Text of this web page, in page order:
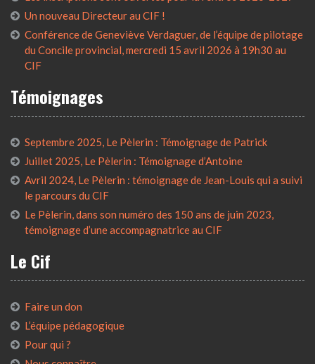
Un nouveau Directeur au CIF !
Conférence de Geneviève Verdaguer, de l’équipe de pilotage
du Concile provincial, mercredi 15 avril 2026 à 19h30 au
CIF
Témoignages
Septembre 2025, Le Pèlerin : Témoignage de Patrick
Juillet 2025, Le Pèlerin : Témoignage d’Antoine
Avril 2024, Le Pèlerin : témoignage de Jean-Louis qui a suivi
le parcours du CIF
Le Pèlerin, dans son numéro des 150 ans de juin 2023,
témoignage d’une accompagnatrice au CIF
Le Cif
Faire un don
L’équipe pédagogique
Pour qui ?